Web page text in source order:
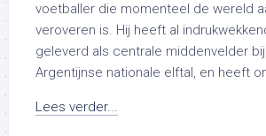
voetballer die momenteel de wereld
veroveren is. Hij heeft al
geleverd als centrale middenvelder
Argentijnse nationale elftal, en heeft
Lees verder...